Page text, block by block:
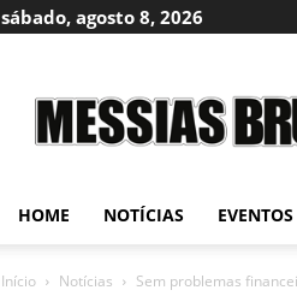
sábado, agosto 8, 2026
Bruxo
HOME NOTÍCIAS EVENTOS
Início Notícias Sem problemas